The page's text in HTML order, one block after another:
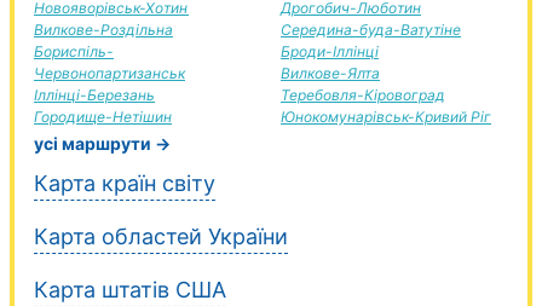
Новояворівськ-Хотин
Вилкове-Роздільна
Бориспіль-
Червонопартизанськ
Іллінці-Березань
Городище-Нетішин
Дрогобич-Люботин
Середина-буда-Ватутіне
Броди-Іллінці
Вилкове-Ялта
Теребовля-Кіровоград
Юнокомунарівськ-Кривий Ріг
усі маршрути →
Карта країн світу
Карта областей України
Карта штатів США